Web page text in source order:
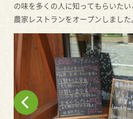
の味を多くの人に知ってもらいた
農家レストランをオープンしました